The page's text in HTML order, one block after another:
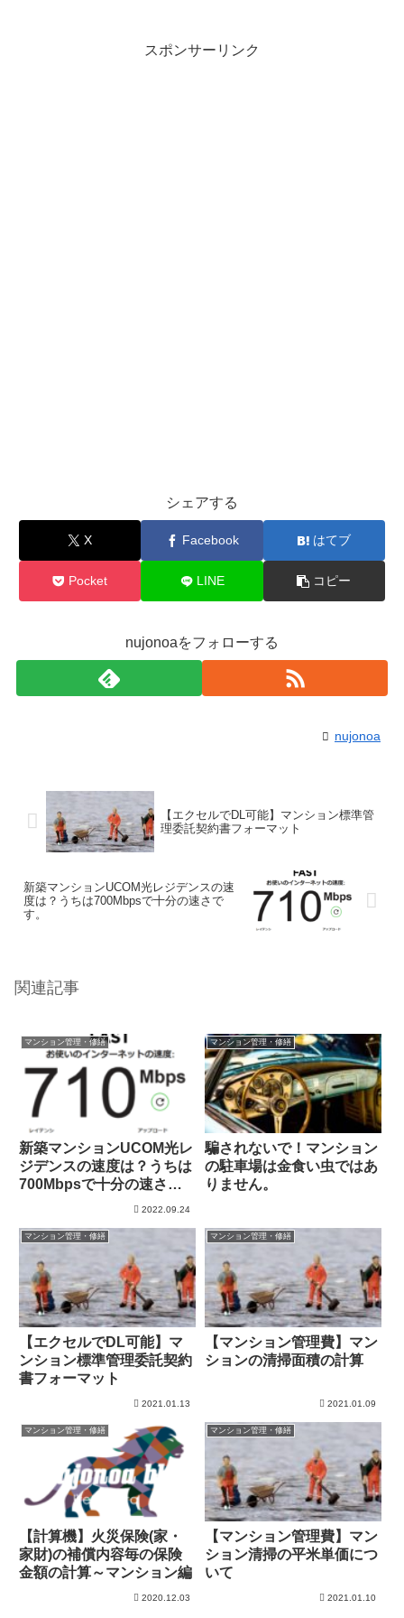
スポンサーリンク
シェアする
X Facebook はてブ
Pocket LINE コピー
nujonoaをフォローする
nujonoa
【エクセルでDL可能】マンション標準管
理委託契約書フォーマット
新築マンションUCOM光レジデンスの速
度は？うちは700Mbpsで十分の速さで
す。
関連記事
マンション管理・修繕
新築マンションUCOM光レ
ジデンスの速度は？うちは
700Mbpsで十分の速さで
2022.09.24
マンション管理・修繕
騙されないで！マンション
の駐車場は金食い虫ではあ
りません。
マンション管理・修繕
【エクセルでDL可能】マ
ンション標準管理委託契約
書フォーマット
2021.01.13
マンション管理・修繕
【マンション管理費】マン
ションの清掃面積の計算
2021.01.09
マンション管理・修繕
【計算機】火災保険(家・
家財)の補償内容毎の保険
金額の計算～マンション編
2020.12.03
マンション管理・修繕
【マンション管理費】マン
ション清掃の平米単価につ
いて
2021.01.10